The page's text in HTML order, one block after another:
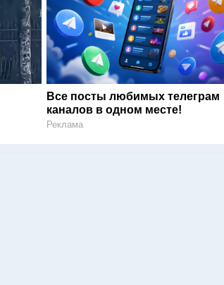
Все посты любимых телеграм
каналов в одном месте!
Реклама